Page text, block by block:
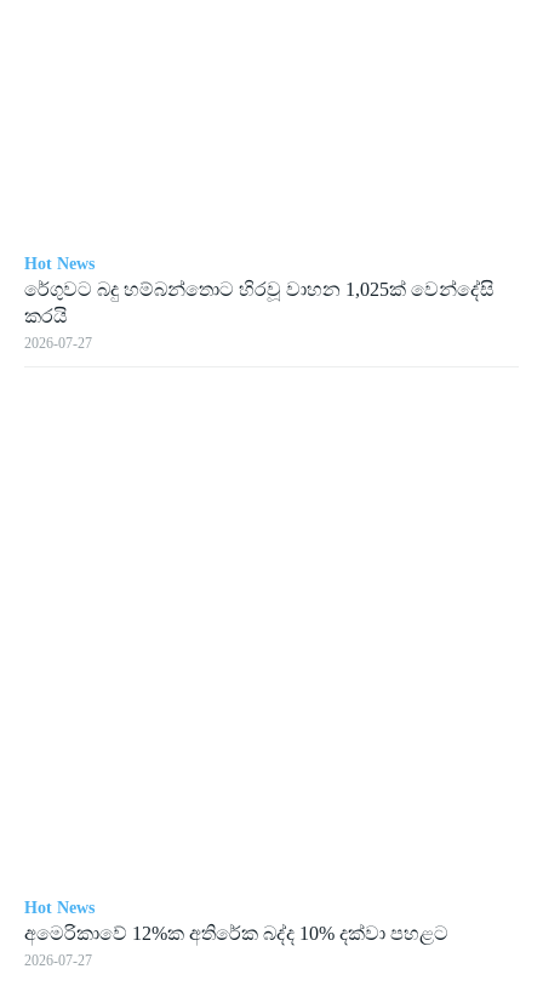
Hot News
රේගු­වට බදු හම්බ­න්තොට හිරවූ වාහන 1,025ක් වෙන්දේසි
කරයි
2026-07-27
Hot News
අමෙ­රි­කාවේ 12%ක අති­රේක බද්ද 10% දක්වා පහ­ළට
2026-07-27